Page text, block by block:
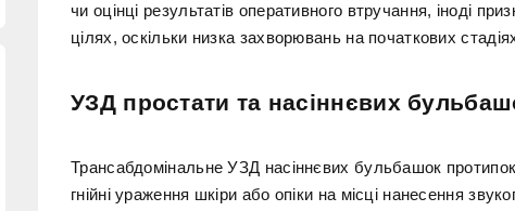
чи оцінці результатів оперативного втручання, іноді
цілях, оскільки низка захворювань на початкових
УЗД простати та насіннєвих
Трансабдомінальне УЗД насіннєвих бульбашок
гнійні ураження шкіри або опіки на місці нанесення